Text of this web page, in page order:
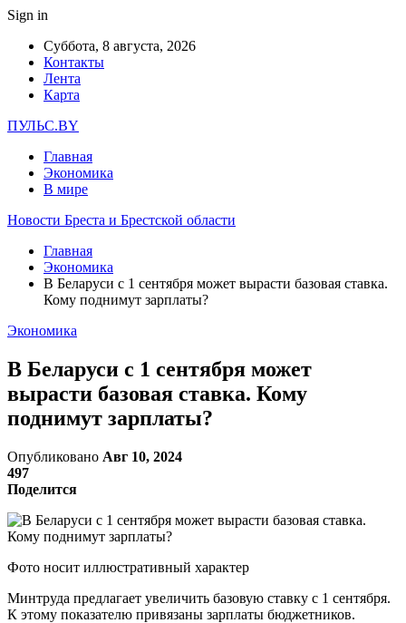
Sign in
Суббота, 8 августа, 2026
Контакты
Лента
Карта
ПУЛЬС.BY
Главная
Экономика
В мире
Новости Бреста и Брестской области
Главная
Экономика
В Беларуси с 1 сентября может вырасти базовая ставка.
Кому поднимут зарплаты?
Экономика
В Беларуси с 1 сентября может
вырасти базовая ставка. Кому
поднимут зарплаты?
Опубликовано Авг 10, 2024
497
Поделится
Фото носит иллюстративный характер
Минтруда предлагает увеличить базовую ставку с 1 сентября.
К этому показателю привязаны зарплаты бюджетников.